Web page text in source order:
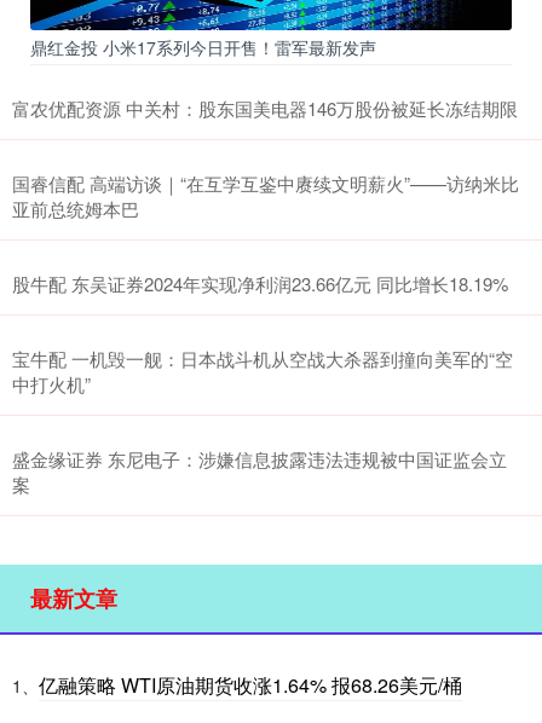
鼎红金投 小米17系列今日开售！雷军最新发声
富农优配资源 中关村：股东国美电器146万股份被延长冻结期限
国睿信配 高端访谈｜“在互学互鉴中赓续文明薪火”——访纳米比
亚前总统姆本巴
股牛配 东吴证券2024年实现净利润23.66亿元 同比增长18.19%
宝牛配 一机毁一舰：日本战斗机从空战大杀器到撞向美军的“空
中打火机”
盛金缘证券 东尼电子：涉嫌信息披露违法违规被中国证监会立
案
最新文章
1、 亿融策略 WTI原油期货收涨1.64% 报68.26美元/桶